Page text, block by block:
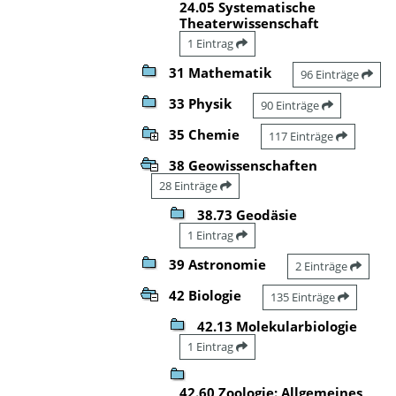
24.05 Systematische
Theaterwissenschaft
1 Eintrag
31 Mathematik 96 Einträge
33 Physik 90 Einträge
35 Chemie 117 Einträge
38 Geowissenschaften
28 Einträge
38.73 Geodäsie
1 Eintrag
39 Astronomie 2 Einträge
42 Biologie 135 Einträge
42.13 Molekularbiologie
1 Eintrag
42.60 Zoologie: Allgemeines